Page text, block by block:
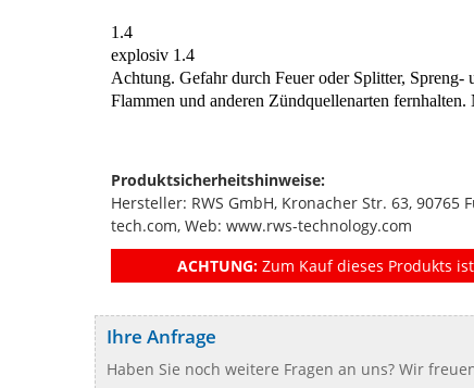
1.4
explosiv 1.4
Achtung. Gefahr durch Feuer oder Splitter,
Flammen und anderen Zündquellenarten fernhalten.
Produktsicherheitshinweise:
Hersteller: RWS GmbH, Kronacher Str. 63, 90765
tech.com, Web: www.rws-technology.com
ACHTUNG: Zum Kauf dieses Produkts
Ihre Anfrage
Haben Sie noch weitere Fragen an uns? Wir